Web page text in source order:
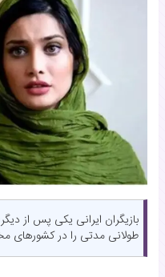
بازیگران ایرانی یکی پس از
طولانی مدتی را در کشورهای